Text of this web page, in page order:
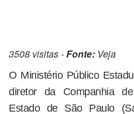
3508 visitas -Fonte: Veja
O Ministério Público
diretor da Companhia
Estado de São Paulo